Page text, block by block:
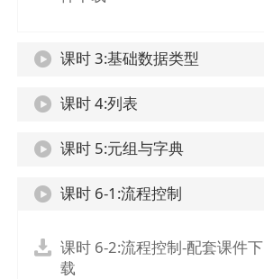
课时 3:基础数据类型
课时 4:列表
课时 5:元组与字典
课时 6-1:流程控制
课时 6-2:流程控制-配套课件下
载